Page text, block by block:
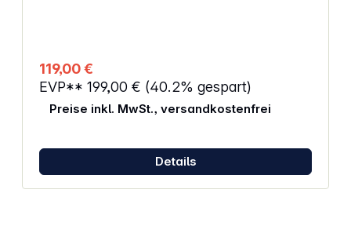
Hinweis: Die Meeting Owl ist nicht im Lieferumfang
enthalten.
119,00 €
EVP** 199,00 € (40.2% gespart)
Preise inkl. MwSt., versandkostenfrei
Details